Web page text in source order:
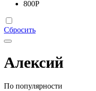
800Р
Сбросить
Алексий
По популярности